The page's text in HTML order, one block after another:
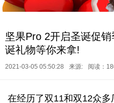
坚果Pro 2开启圣诞促
诞礼物等你来拿!
2021-03-05 05:50:28 来源: 阅读：
在经历了双11和双12众多